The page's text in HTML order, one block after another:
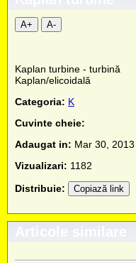
A+ A-
Kaplan turbine - turbină
Kaplan/elicoidală
Categoria: K
Cuvinte cheie:
Adaugat in: Mar 30, 2013
Vizualizari: 1182
Distribuie:
Copiază link
Articole similare